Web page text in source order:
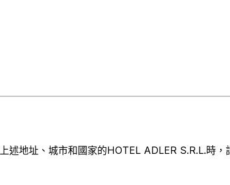
地址、城市和國家的HOTEL ADLER S.R.L.時